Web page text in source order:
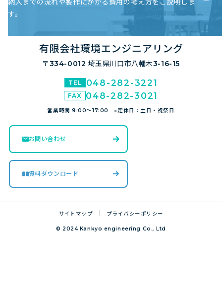
す。
〒334-0012 埼玉県川口市八幡木3-16-15
048-282-3221
048-282-3021
営業時間 9:00～17:00 ※定休日：土日・祝祭日
お問い合わせ
資料ダウンロード
サイトマップ プライバシーポリシー
© 2024 Kankyo engineering Co., Ltd